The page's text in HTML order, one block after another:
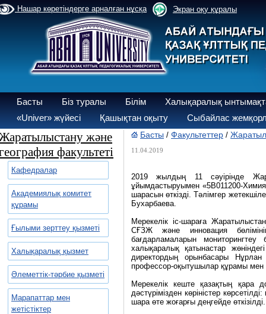
Нашар көретіндерге арналған нұсқа Экран оқу құралы
Басты Біз туралы Білім
Халықаралық
«Univer» жүйесі
Қашықтан оқыту Сыбайлас
және
факультеті
Кафедралар
Академиялық комитет
құрамы
Ғылыми зерттеу қызметі
Халықаралық қызмет
Әлеметтік-тәрбие қызметі
Марапаттар мен
жетістіктер
Басты / Факультеттер /
11.04.2019
2019 жылдың 11 сәуірінде
ұйымдастыруымен «5В011200-
шарасын өткізді. Тәлімгер
Бухарбаева.
Мерекелік іс-шараға
СҒЗЖ және инновация
бағдарламаларын
халықаралық қатынастар
директордың орынбасары
профессор-оқытушылар құрамы мен
Мерекелік кеште қазақтың
дәстүрімізден көріністер
шара өте жоғарғы деңгейде өткізілді.